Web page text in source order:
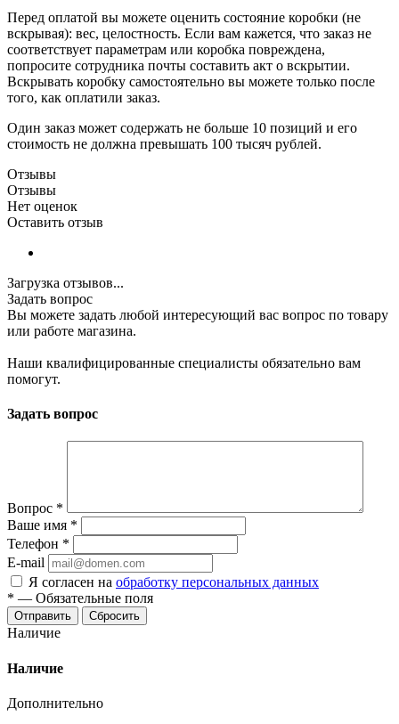
Перед оплатой вы можете оценить состояние коробки (не
вскрывая): вес, целостность. Если вам кажется, что заказ не
соответствует параметрам или коробка повреждена,
попросите сотрудника почты составить акт о вскрытии.
Вскрывать коробку самостоятельно вы можете только после
того, как оплатили заказ.
Один заказ может содержать не больше 10 позиций и его
стоимость не должна превышать 100 тысяч рублей.
Отзывы
Отзывы
Нет оценок
Оставить отзыв
Загрузка отзывов...
Задать вопрос
Вы можете задать любой интересующий вас вопрос по товару
или работе магазина.
Наши квалифицированные специалисты обязательно вам
помогут.
Задать вопрос
Вопрос *
Ваше имя *
Телефон *
E-mail
Я согласен на обработку персональных данных
* — Обязательные поля
Отправить Сбросить
Наличие
Наличие
Дополнительно